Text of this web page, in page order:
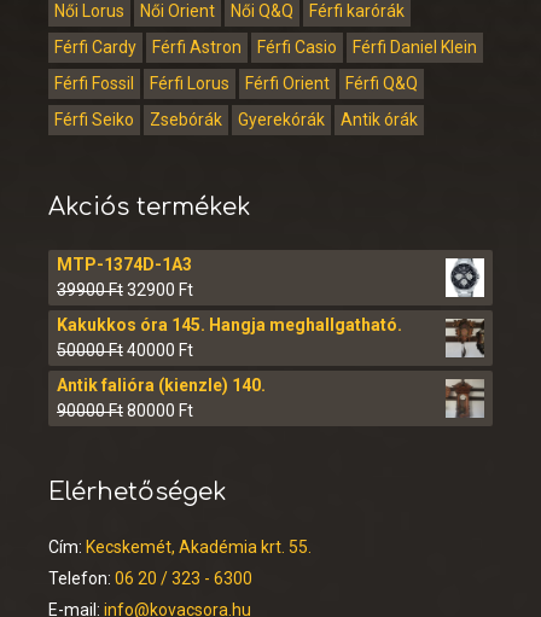
Női Lorus
Női Orient Női Q&Q
Férfi karórák
Férfi Cardy
Férfi Astron Férfi Casio
Férfi Daniel Klein
Férfi Fossil
Férfi Lorus Férfi Orient
Férfi Q&Q
Férfi Seiko
Zsebórák Gyerekórák Antik órák
Akciós termékek
MTP-1374D-1A3
39900Ft32900 Ft
Kakukkos óra 145. Hangja meghallgatható.
50000Ft40000 Ft
Antik falióra (kienzle) 140.
90000Ft80000 Ft
Elérhetőségek
Cím: Kecskemét, Akadémia krt. 55.
Telefon: 06 20 / 323 - 6300
E-mail: info@kovacsora.hu